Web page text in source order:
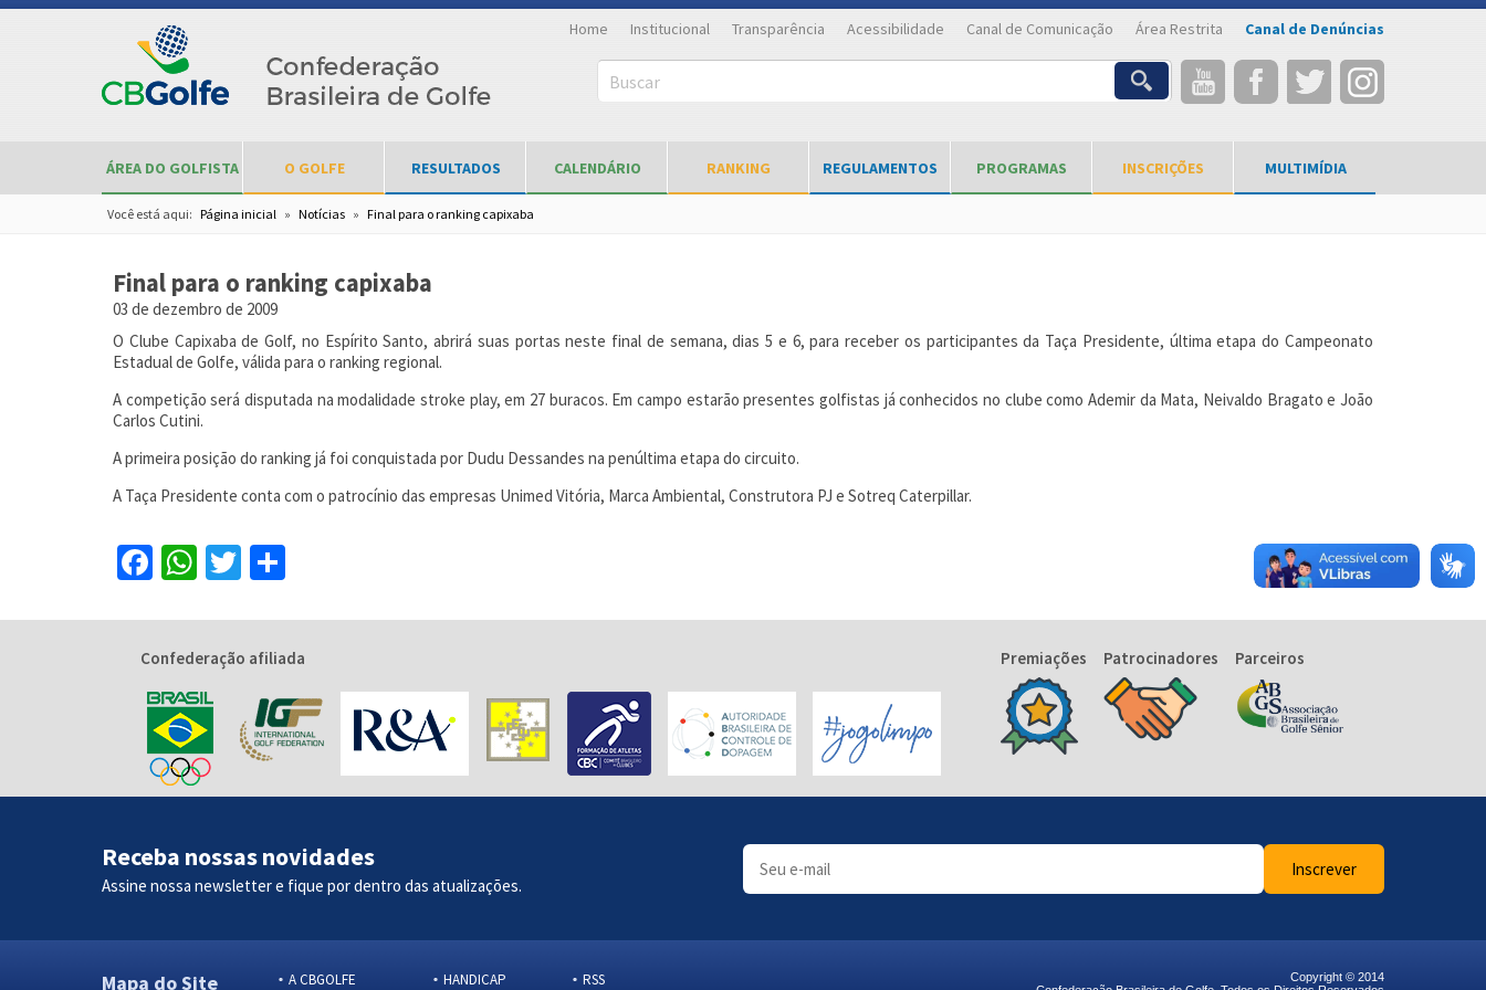
Home Institucional Transparência Acessibilidade Canal de Comunicação Área Restrita Canal de Denúncias
Buscar
ÁREA DO GOLFISTA O GOLFE RESULTADOS CALENDÁRIO RANKING REGULAMENTOS PROGRAMAS INSCRIÇÕES MULTIMÍDIA
Você está aqui: Página inicial » Notícias » Final para o ranking capixaba
Final para o ranking capixaba
03 de dezembro de 2009
O Clube Capixaba de Golf, no Espírito Santo, abrirá suas portas neste final de semana, dias 5 e 6, para receber os participantes da Taça Presidente, última etapa do Campeonato
Estadual de Golfe, válida para o ranking regional.
A competição será disputada na modalidade stroke play, em 27 buracos. Em campo estarão presentes golfistas já conhecidos no clube como Ademir da Mata, Neivaldo Bragato e João
Carlos Cutini.
A primeira posição do ranking já foi conquistada por Dudu Dessandes na penúltima etapa do circuito.
A Taça Presidente conta com o patrocínio das empresas Unimed Vitória, Marca Ambiental, Construtora PJ e Sotreq Caterpillar.
Facebook
WhatsApp
Twitter
Confederação afiliada Parceiros
Patrocinadores
Premiações
Receba nossas novidades
Assine nossa newsletter e fique por dentro das atualizações.
Inscrever
Mapa do Site A CBGOLFE HANDICAP RSS
Copyright © 2014